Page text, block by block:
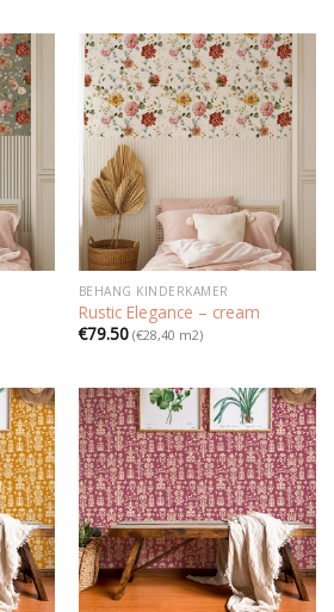
BEHANG KINDERKAMER
Rustic Elegance – cream
€79.50(€28,40 m2)